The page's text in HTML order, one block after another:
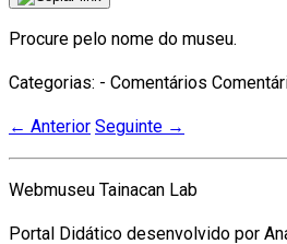
Procure pelo nome do museu.
Categorias: - Comentários
← Anterior Seguinte →
Webmuseu Tainacan Lab
Portal Didático desenvolvido por